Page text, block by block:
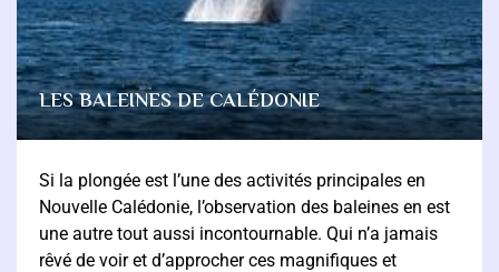
LES BALEINES DE CALÉDONIE
Si la plongée est l’une des activités principales en
Nouvelle Calédonie, l’observation des baleines en est
une autre tout aussi incontournable. Qui n’a jamais
rêvé de voir et d’approcher ces magnifiques et